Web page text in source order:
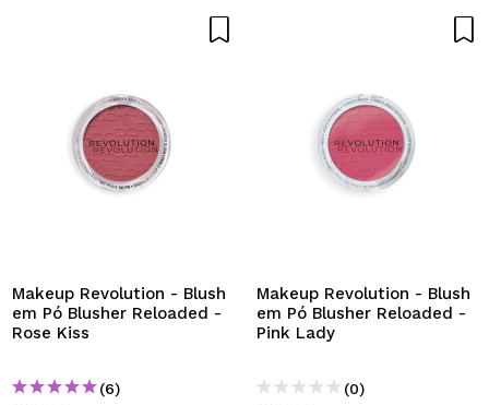
Makeup Revolution - Blush
em Pó Blusher Reloaded -
Rose Kiss
(6)
Makeup Revolution - Blush
em Pó Blusher Reloaded -
Pink Lady
(0)